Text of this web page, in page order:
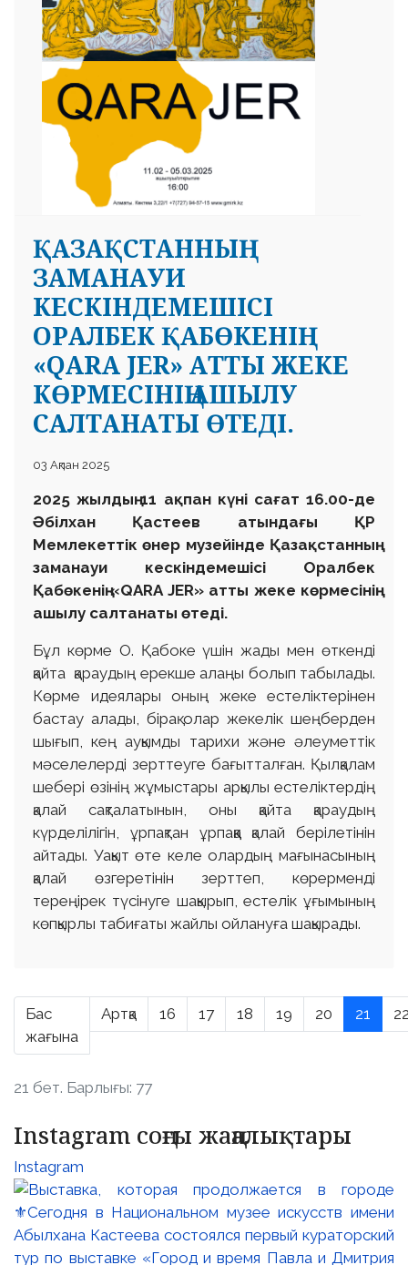
ҚАЗАҚСТАННЫҢ
ЗАМАНАУИ
КЕСКІНДЕМЕШІСІ
ОРАЛБЕК ҚАБӨКЕНІҢ
«QARA JER» АТТЫ ЖЕКЕ
КӨРМЕСІНІҢ АШЫЛУ
САЛТАНАТЫ ӨТЕДІ.
03 Ақпан 2025
2025 жылдың 11 ақпан күні сағат 16.00-де
Әбілхан Қастеев атындағы ҚР
Мемлекеттік өнер музейінде Қазақстанның
заманауи кескіндемешісі Оралбек
Қабөкенің «QARA JER» атты жеке көрмесінің
ашылу салтанаты өтеді.
Бұл көрме О. Қабоке үшін жады мен өткенді
қайта қараудың ерекше алаңы болып табылады.
Көрме идеялары оның жеке естеліктерінен
бастау алады, бірақ олар жекелік шеңберден
шығып, кең ауқымды тарихи және әлеуметтік
мәселелерді зерттеуге бағытталған. Қылқалам
шебері өзінің жұмыстары арқылы естеліктердің
қалай сақталатынын, оны қайта қараудың
күрделілігін, ұрпақтан ұрпаққа қалай берілетінін
айтады. Уақыт өте келе олардың мағынасының
қалай өзгеретінін зерттеп, көрерменді
тереңірек түсінуге шақырып, естелік ұғымының
көпқырлы табиғаты жайлы ойлануға шақырады.
Бас
жағына
Артқа 16 17 18 19 20 21
21 бет. Барлығы: 77
Instagram соңғы жаңалықтары
Instagram